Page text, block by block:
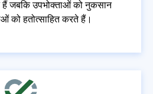
हैं जबकि उपभोक्ताओं को नुकसान
को हतोत्साहित करते हैं।